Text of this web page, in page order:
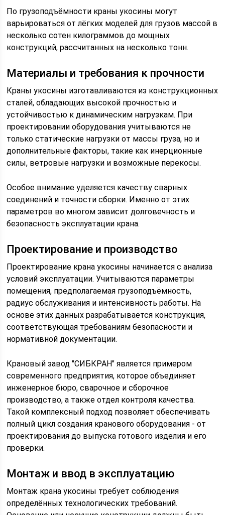
По грузоподъёмности краны укосины могут
варьироваться от лёгких моделей для грузов массой в
несколько сотен килограммов до мощных
конструкций, рассчитанных на несколько тонн.
Материалы и требования к прочности
Краны укосины изготавливаются из конструкционных
сталей, обладающих высокой прочностью и
устойчивостью к динамическим нагрузкам. При
проектировании оборудования учитываются не
только статические нагрузки от массы груза, но и
дополнительные факторы, такие как инерционные
силы, ветровые нагрузки и возможные перекосы.
Особое внимание уделяется качеству сварных
соединений и точности сборки. Именно от этих
параметров во многом зависит долговечность и
безопасность эксплуатации крана.
Проектирование и производство
Проектирование крана укосины начинается с анализа
условий эксплуатации. Учитываются параметры
помещения, предполагаемая грузоподъёмность,
радиус обслуживания и интенсивность работы. На
основе этих данных разрабатывается конструкция,
соответствующая требованиям безопасности и
нормативной документации.
Крановый завод "СИБКРАН" является примером
современного предприятия, которое объединяет
инженерное бюро, сварочное и сборочное
производство, а также отдел контроля качества.
Такой комплексный подход позволяет обеспечивать
полный цикл создания кранового оборудования - от
проектирования до выпуска готового изделия и его
проверки.
Монтаж и ввод в эксплуатацию
Монтаж крана укосины требует соблюдения
определённых технологических требований.